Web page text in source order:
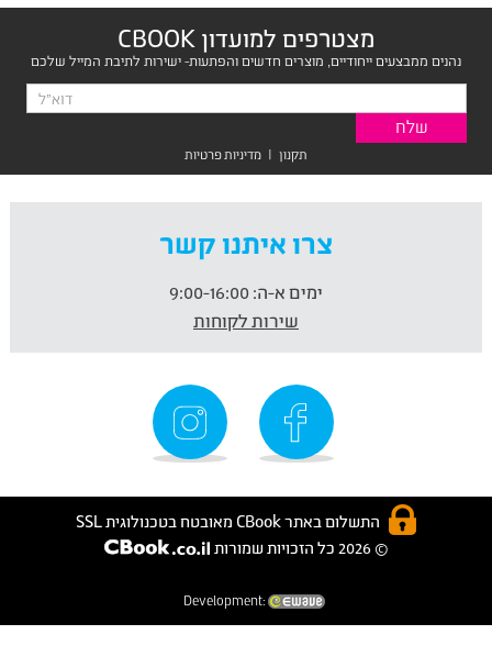
מצטרפים למועדון CBOOK
נהנים ממבצעים ייחודיים, מוצרים חדשים והפתעות- ישירות לתיבת המייל שלכם
תקנון | מדיניות פרטיות
צרו איתנו קשר
ימים א-ה:
שירות לקוחות
התשלום באתר CBook מאובטח בטכנולוגית SSL
© 2026 כל הזכויות שמורות
Development: